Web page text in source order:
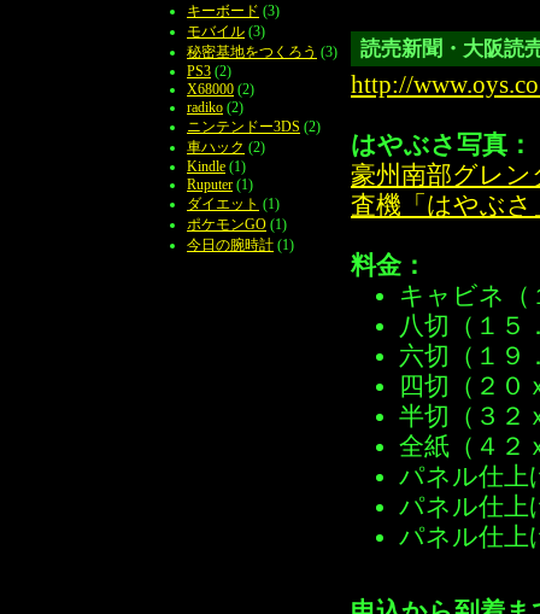
読売新聞・大阪読
http://
はやぶさ写真：
豪州南部グレン
査機「はやぶさ
料金：
キャビネ（
八切（１５
六切（１９
四切（２０
半切（３２
全紙（４２
パネル仕上
パネル仕上
パネル仕上
キーボード (3)
モバイル (3)
秘密基地をつくろう (3)
PS3 (2)
X68000 (2)
radiko (2)
ニンテンドー3DS (2)
車ハック (2)
Kindle (1)
Ruputer (1)
ダイエット (1)
ポケモンGO (1)
今日の腕時計 (1)